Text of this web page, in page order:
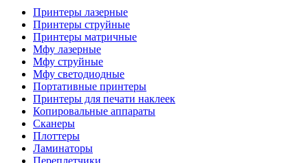
Камеры для видеоконференцсвязи
Аксессуары для видеоконференцсвязи
Системы безопасности и умный дом
Комплекты видеонаблюдения
Мониторы и видеостены
Регистраторы
Принтеры лазерные
Принтеры струйные
Принтеры матричные
Мфу лазерные
Мфу струйные
Мфу светодиодные
Портативные принтеры
Принтеры для печати наклеек
Копировальные аппараты
Сканеры
Плоттеры
Ламинаторы
Переплетчики